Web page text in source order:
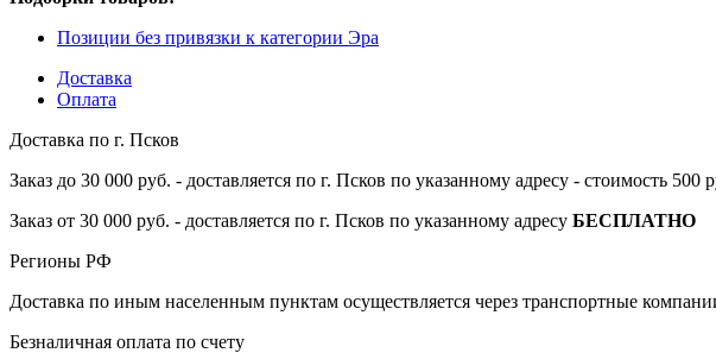
Позиции без привязки к категории Эра
Доставка
Оплата
Доставка по г. Псков
Заказ до 30 000 руб. - доставляется по г. Псков по указанному адресу - стоимость 500
Заказ от 30 000 руб. - доставляется по г. Псков по указанному адресу БЕСПЛАТНО
Регионы РФ
Доставка по иным населенным пунктам осуществляется через транспортные
Безналичная оплата по счету